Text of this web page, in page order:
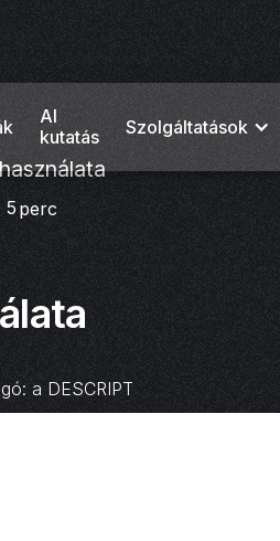
AI
kutatás
Szolgáltatások
5perc
a DESCRIPT